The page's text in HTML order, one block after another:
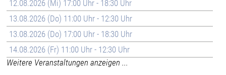
12.08.2026 (Mi) 17:00 Uhr - 18:30 Uhr
13.08.2026 (Do) 11:00 Uhr - 12:30 Uhr
13.08.2026 (Do) 17:00 Uhr - 18:30 Uhr
14.08.2026 (Fr) 11:00 Uhr - 12:30 Uhr
Weitere Veranstaltungen anzeigen ...